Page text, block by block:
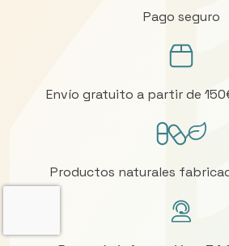
Pago seguro
Envío gratuito a partir de
Productos naturales